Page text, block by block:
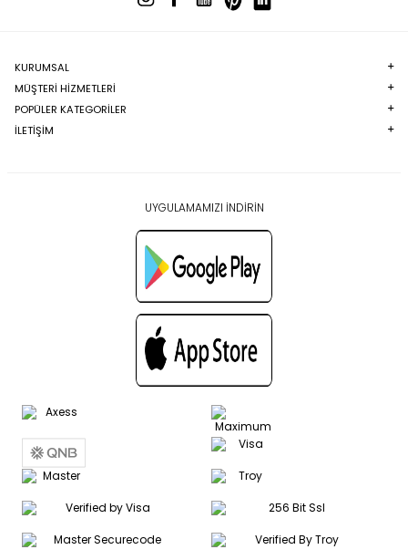
KURUMSAL
MÜŞTERI HIZMETLERI
POPÜLER KATEGORILER
İLETİŞİM
UYGULAMAMIZI İNDİRİN